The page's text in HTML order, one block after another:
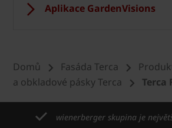
Aplikace GardenVisions
Domů Fasáda Terca
a obkladové pásky Terca
Terca
wienerberger skupina je